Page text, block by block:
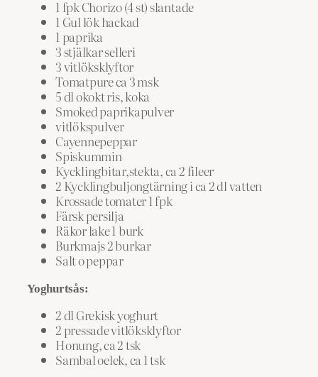
1 fpk Chorizo (4 st) slantade
1 Gul lök hackad
1 paprika
3 stjälkar selleri
3 vitlöksklyftor
Tomatpure ca 3 msk
5 dl okokt ris, koka
Smoked paprikapulver
vitlökspulver
Cayennepeppar
Spiskummin
Kycklingbitar,stekta, ca 2 fileer
2 Kycklingbuljongtärning i ca 2 dl vatten
Krossade tomater 1 fpk
Färsk persilja
Räkor lake 1 burk
Burkmajs 2 burkar
Salt o peppar
Yoghurtsås:
2 dl Grekisk yoghurt
2 pressade vitlöksklyftor
Honung, ca 2 tsk
Sambal oelek, ca 1 tsk